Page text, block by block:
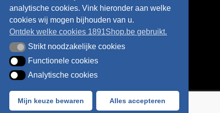
Algemene voorwaarden
BancontactVisa IDeal
analytische cookies. Vink hieronder aan welke
cookies wij mogen bijhouden van u.
Ontdek welke cookies 1891Shop.be gebruikt.
Strikt noodzakelijke cookies
Strikt noodzakelijke cookies
Functionele cookies
Functionele cookies
Analytische cookies
Analytische cookies
Mijn keuze bewaren Alles accepteren